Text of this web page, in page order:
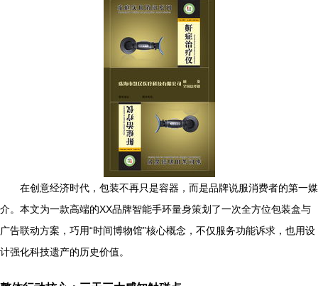
在创意经济时代，包装不再只是容器，而是品牌说服消费者的第一媒
介。本文为一款高端的XX品牌智能手环量身策划了一次全方位包装盒与
广告联动方案，巧用“时间博物馆”核心概念，不仅服务功能诉求，也用设
计强化科技遗产的历史价值。